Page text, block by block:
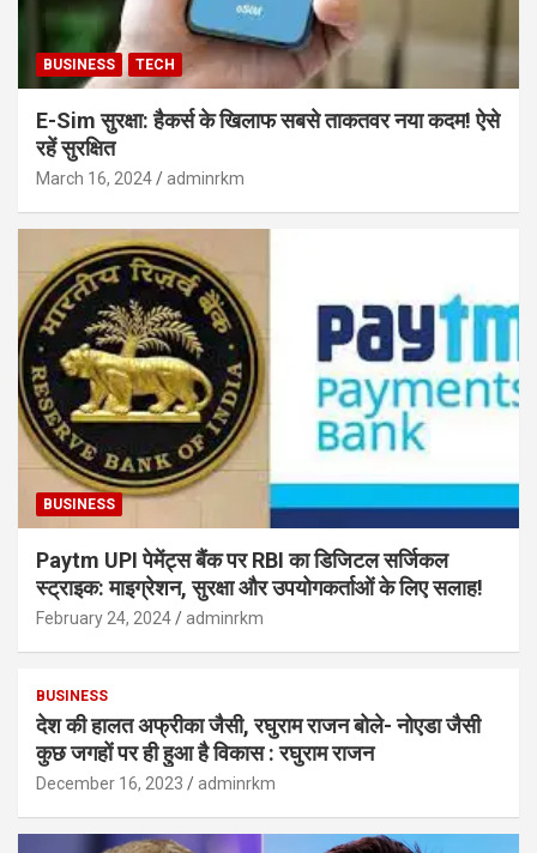
BUSINESS TECH
E-Sim सुरक्षा: हैकर्स के खिलाफ सबसे ताकतवर नया कदम! ऐसे
रहें सुरक्षित
March 16, 2024 adminrkm
BUSINESS
Paytm UPI पेमेंट्स बैंक पर RBI का डिजिटल सर्जिकल
स्ट्राइक: माइग्रेशन, सुरक्षा और उपयोगकर्ताओं के लिए सलाह!
February 24, 2024 adminrkm
BUSINESS
देश की हालत अफ्रीका जैसी, रघुराम राजन बोले- नोएडा जैसी
कुछ जगहों पर ही हुआ है विकास : रघुराम राजन
December 16, 2023 adminrkm